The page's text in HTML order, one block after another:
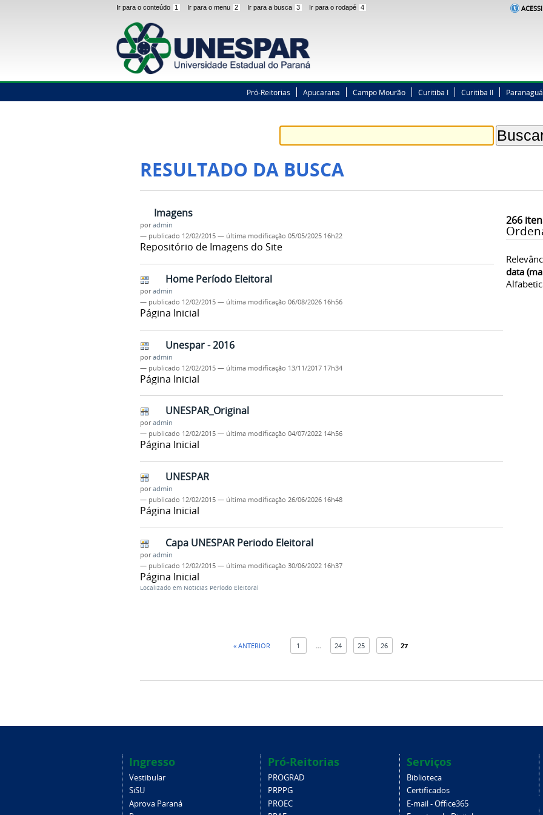
Ir para o conteúdo 1 Ir para o menu 2 Ir para a busca 3 Ir para o rodapé 4
Pró-Reitorias Apucarana Campo Mourão Curitiba I Curitiba II Paranaguá
RESULTADO DA BUSCA
266
data
Imagens
poradmin
— publicado 12/02/2015 — última modificação 05/05/2025 16h22
Repositório de Imagens do Site
Home Período Eleitoral
poradmin
— publicado 12/02/2015 — última modificação 06/08/2026 16h56
Página Inicial
Unespar - 2016
poradmin
— publicado 12/02/2015 — última modificação 13/11/2017 17h34
Página Inicial
UNESPAR_Original
poradmin
— publicado 12/02/2015 — última modificação 04/07/2022 14h56
Página Inicial
UNESPAR
poradmin
— publicado 12/02/2015 — última modificação 26/06/2026 16h48
Página Inicial
Capa UNESPAR Periodo Eleitoral
poradmin
— publicado 12/02/2015 — última modificação 30/06/2022 16h37
Página Inicial
Localizado em Noticias Período Eleitoral
« ANTERIOR 1 24 25 26 27
Ingresso
Vestibular
SiSU
Aprova Paraná
Pró-Reitorias
PROGRAD
PRPPG
PROEC
Serviços
Biblioteca
Certificados
E-mail - Office365